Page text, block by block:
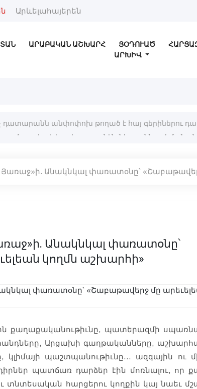
Արևելահայերեն
ԱՐԱԲԱԿԱՆ ԱՇԽԱՐՀ ՅՕԴՈՒԱԾ
ԱՐԽԻՎ
դատարանն անփոփոխ թողած է հայ գերիներու
Անակնկալ փառատօնը՝
Անակնկալ փառատօնը՝
կողմն աշխարհի»
քա­ղաքա­կանու­թիւնը, պա­տերազ­մի
Ար­ցա­խի գաղ­թական­նե­րը,
կլի­մայի պաշտպա­նու­թիւնը… ազգա­յին ու
պատճառ դարձեր էին մոռնալու, որ
տնտե­սական հար­ցե­րու կող­քին կայ նաեւ